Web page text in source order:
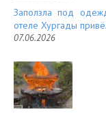
Заползла под
отеле Хургады
07.06.2026